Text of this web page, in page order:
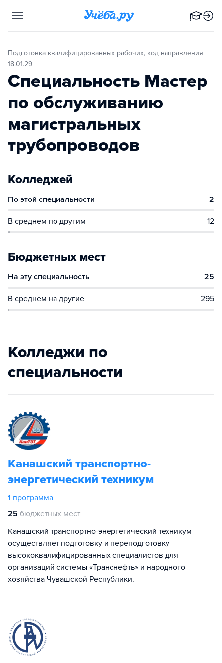
Подготовка квалифицированных рабочих, код направления
18.01.29
Специальность Мастер
по обслуживанию
магистральных
трубопроводов
Колледжей
По этой специальности 2
В среднем по другим 12
Бюджетных мест
На эту специальность 25
В среднем на другие 295
Колледжи по
специальности
Канашский транспортно-
энергетический техникум
1 программа
25 бюджетных мест
Канашский транспортно-энергетический техникум
осуществляет подготовку и переподготовку
высококвалифицированных специалистов для
организаций системы «Транснефть» и народного
хозяйства Чувашской Республики.